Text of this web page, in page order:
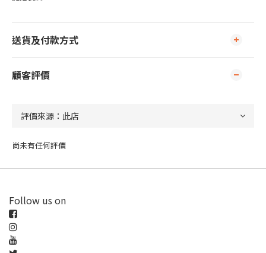
送貨及付款方式
顧客評價
尚未有任何評價
Follow us on